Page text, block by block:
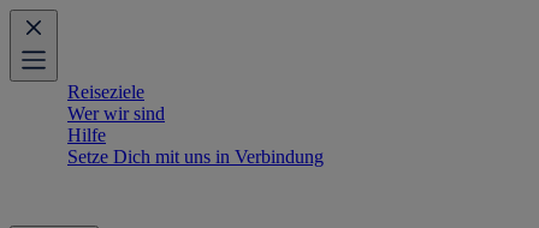
Reiseziele
Wer wir sind
Hilfe
Setze Dich mit uns in Verbindung